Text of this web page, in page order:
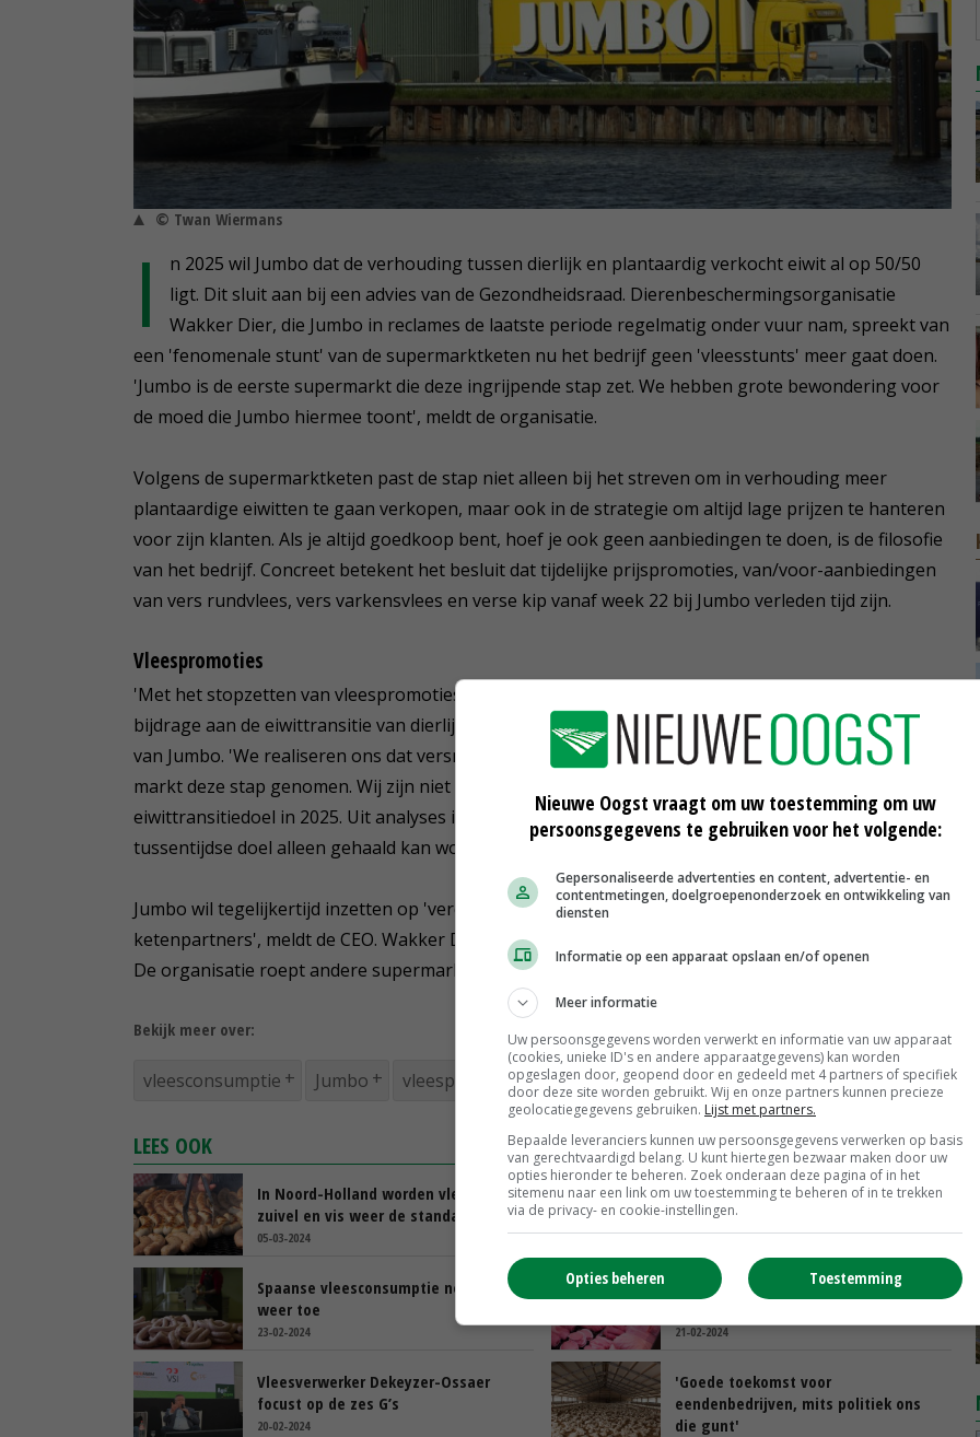
© Twan Wiermans
I
n 2025 wil Jumbo dat de verhouding tussen dierlijk en plantaardig verkocht eiwit al op 50/50
ligt. Dit sluit aan bij een advies van de Gezondheidsraad. Dierenbeschermingsorganisatie
Wakker Dier, die Jumbo in reclames de laatste periode regelmatig onder vuur nam, spreekt van
een 'fenomenale stunt' van de supermarktketen nu het bedrijf geen 'vleesstunts' meer gaat doen.
'Jumbo is de eerste supermarkt die deze ingrijpende stap zet. We hebben grote bewondering voor
de moed die Jumbo hiermee toont', meldt de organisatie.
Volgens de supermarktketen past de stap niet alleen bij het streven om in verhouding meer
plantaardige eiwitten te gaan verkopen, maar ook in de strategie om altijd lage prijzen te hanteren
voor zijn klanten. Als je altijd goedkoop bent, hoef je ook geen aanbiedingen te doen, is de filosofie
van het bedrijf. Concreet betekent het besluit dat tijdelijke prijspromoties, van/voor-aanbiedingen
van vers rundvlees, vers varkensvlees en verse kip vanaf week 22 bij Jumbo verleden tijd zijn.
Vleespromoties
'Met het stopzetten van vleespromoties zetten we een belangrijke stap in de richting van onze
bijdrage aan de eiwittransitie van dierlijke naar meer plantaardige voeding', stelt CEO Ton van Veen
van Jumbo. 'We realiseren ons dat versnelling hierin nodig is en hebben daarom als eerste in de
markt deze stap genomen. Wij zijn niet over één nacht ijs gegaan in het streven naar een 50/50
eiwittransitiedoel in 2025. Uit analyses is inzichtelijk geworden dat het realiseren van dit
tussentijdse doel alleen gehaald kan worden door te stoppen met vleespromoties.'
Jumbo wil tegelijkertijd inzetten op 'verdere verduurzaming van de vleesketen met onze
ketenpartners', meldt de CEO. Wakker Dier voert sinds 2010 campagne tegen vleesaanbiedingen.
De organisatie roept andere supermarktketens op om het goede voorbeeld van Jumbo te volgen.
Bekijk meer over:
vleesconsumptie Jumbo vleesprijzen vleeswaren
LEES OOK
In Noord-Holland worden vlees,
zuivel en vis weer de standaard
05-03-2024
Duitse consument koopt weer wat
meer vlees
01-03-2024
Spaanse vleesconsumptie neemt
weer toe
23-02-2024
Minder varkens leidt tot lagere
21-02-2024
Vleesverwerker Dekeyzer-Ossaer
focust op de zes G’s
20-02-2024
'Goede toekomst voor
eendenbedrijven, mits politiek ons
die gunt'
Nieuwe Oogst vraagt om uw toestemming om uw
persoonsgegevens te gebruiken voor het volgende:
Gepersonaliseerde advertenties en content, advertentie- en
contentmetingen, doelgroepenonderzoek en ontwikkeling van
diensten
Informatie op een apparaat opslaan en/of openen
Meer informatie
Uw persoonsgegevens worden verwerkt en informatie van uw apparaat
(cookies, unieke ID's en andere apparaatgegevens) kan worden
opgeslagen door, geopend door en gedeeld met 4 partners of specifiek
door deze site worden gebruikt. Wij en onze partners kunnen precieze
geolocatiegegevens gebruiken. Lijst met partners.
Bepaalde leveranciers kunnen uw persoonsgegevens verwerken op basis
van gerechtvaardigd belang. U kunt hiertegen bezwaar maken door uw
opties hieronder te beheren. Zoek onderaan deze pagina of in het
sitemenu naar een link om uw toestemming te beheren of in te trekken
via de privacy- en cookie-instellingen.
Toestemming
Opties beheren